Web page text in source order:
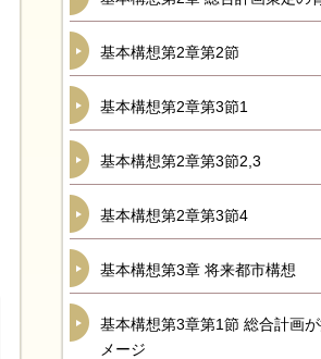
基本構想第2章第2節
基本構想第2章第3節1
基本構想第2章第3節2,3
基本構想第2章第3節4
基本構想第3章 将来都市構想
基本構想第3章第1節 総合計画
メージ